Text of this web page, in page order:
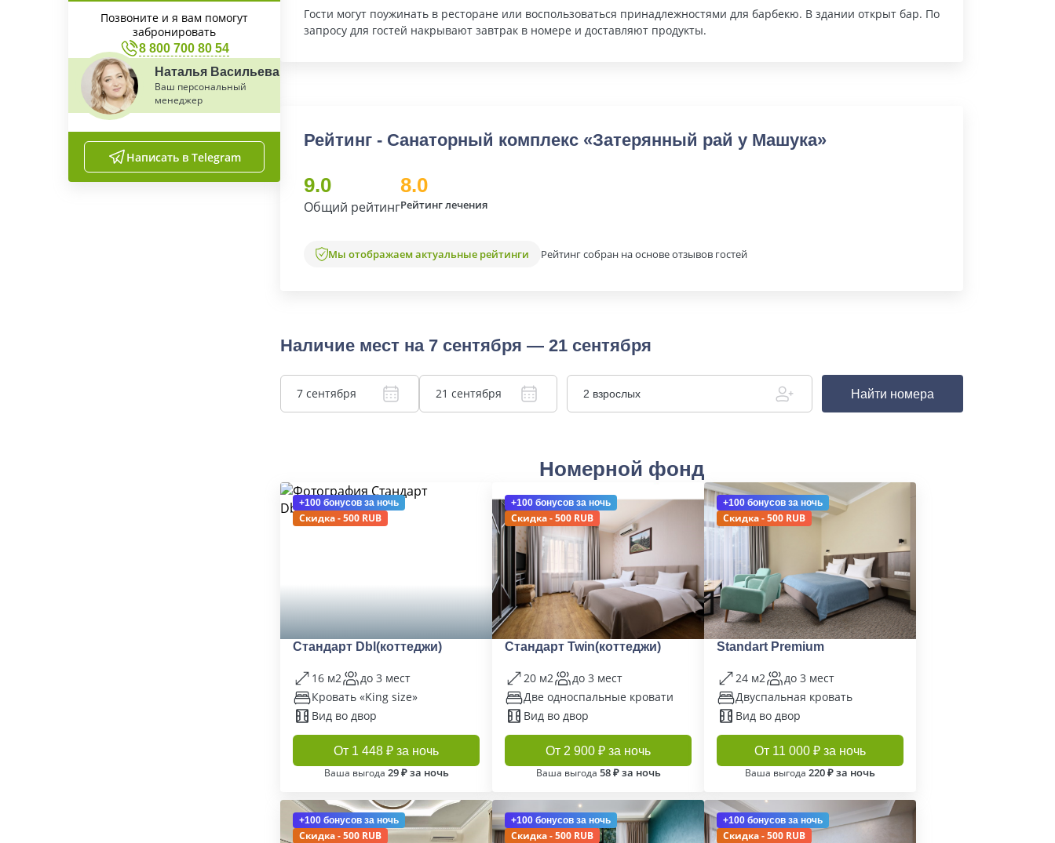
Позвоните и я вам помогут
забронировать
8 800 700 80 54
Наталья Васильева
Ваш персональный
менеджер
Написать в Telegram
Гости могут поужинать в ресторане или воспользоваться принадлежностями для барбекю. В здании открыт бар. По
запросу для гостей накрывают завтрак в номере и доставляют продукты.
Рейтинг - Санаторный комплекс «Затерянный рай у Машука»
9.0
Общий рейтинг
8.0
Рейтинг лечения
Мы отображаем актуальные рейтинги Рейтинг собран на основе отзывов гостей
Наличие мест на 7 сентября — 21 сентября
7 сентября 21 сентября 2 взрослых Найти номера
Номерной фонд
+100 бонусов за ночь
Скидка - 500 RUB
Стандарт Dbl(коттеджи)
16 м2
до 3 мест
Кровать «King size»
Вид во двор
От 1 448 ₽ за ночь
Ваша выгода 29 ₽ за ночь
+100 бонусов за ночь
Скидка - 500 RUB
Стандарт Twin(коттеджи)
20 м2
до 3 мест
Две односпальные кровати
Вид во двор
От 2 900 ₽ за ночь
Ваша выгода 58 ₽ за ночь
+100 бонусов за ночь
Скидка - 500 RUB
Standart Premium
24 м2
до 3 мест
Двуспальная кровать
Вид во двор
От 11 000 ₽ за ночь
Ваша выгода 220 ₽ за ночь
+100 бонусов за ночь
Скидка - 500 RUB
+100 бонусов за ночь
Скидка - 500 RUB
+100 бонусов за ночь
Скидка - 500 RUB